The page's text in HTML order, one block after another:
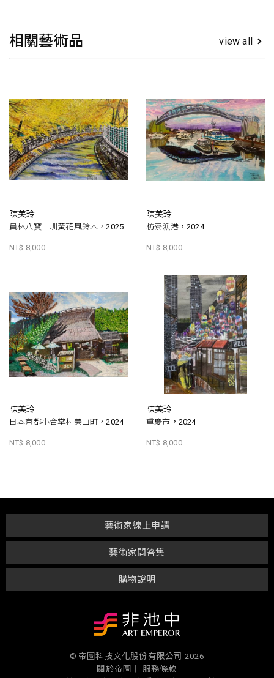
相關藝術品 view all
陳美玲
員林八寶一圳黃花風鈴木，2025
NT$ 8,000
陳美玲
枋寮漁港，2024
NT$ 8,000
陳美玲
日本京都小合掌村美山町，2024
NT$ 8,000
陳美玲
重慶市，2024
NT$ 8,000
購物說明
藝術家問答集
藝術家線上申請
© 帝圖科技文化股份有限公司 2026
關於帝圖｜
服務條款